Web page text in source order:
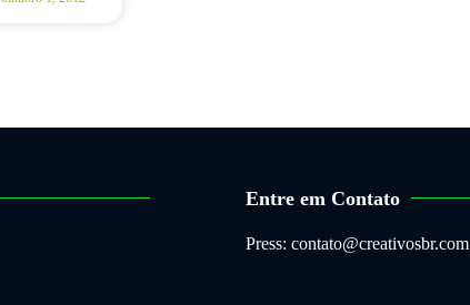
Entre em Contato
Press: contato@creativosbr.com